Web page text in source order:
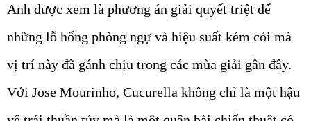
Anh được xem là phương án giải quyết triệt để
những lỗ hổng phòng ngự và hiệu suất kém cỏi mà
vị trí này đã gánh chịu trong các mùa giải gần đây.
Với Jose Mourinho, Cucurella không chỉ là một hậu